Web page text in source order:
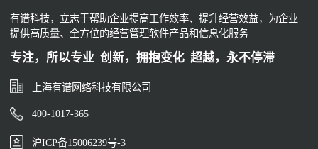
有谱科技，立志于帮助企业提高工作效率、提升经营效益，为企业
提供高质量、全方位的经营管理软件产品和信息化服务
专注，所以专业 创新，拥抱变化 超越，永不停滞
上海有谱网络科技有限公司
400-1017-365
沪ICP备15006239号-3